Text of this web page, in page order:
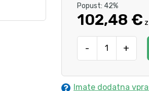
Popust: 42%
102,48 €
- +
Imate dodatna